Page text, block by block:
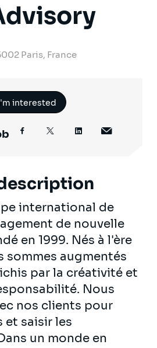
Paris, France
interested
international de
de nouvelle
en 1999. Nés à l'ère
sommes augmentés
par la créativité et
Nous
nos clients pour
et saisir les
un monde en